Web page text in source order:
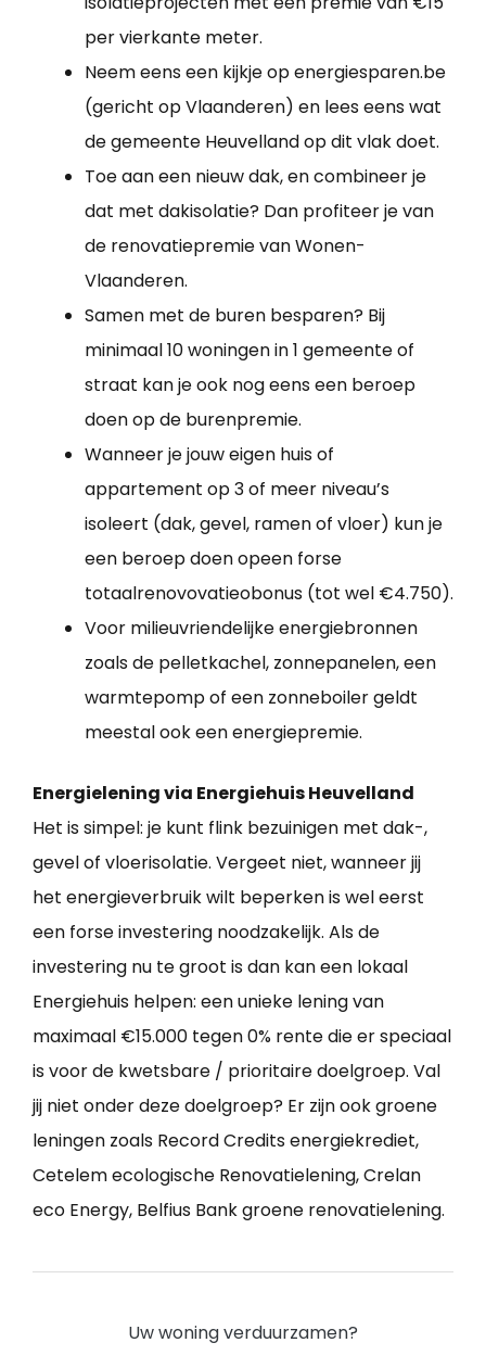
per vierkante meter.
Neem eens een kijkje op energiesparen.be
(gericht op Vlaanderen) en lees eens wat
de gemeente Heuvelland op dit vlak doet.
Toe aan een nieuw dak, en combineer je
dat met dakisolatie? Dan profiteer je van
de renovatiepremie van Wonen-
Vlaanderen.
Samen met de buren besparen? Bij
minimaal 10 woningen in 1 gemeente of
straat kan je ook nog eens een beroep
doen op de burenpremie.
Wanneer je jouw eigen huis of
appartement op 3 of meer niveau’s
isoleert (dak, gevel, ramen of vloer) kun je
een beroep doen opeen forse
totaalrenovovatieobonus (tot wel €4.750).
Voor milieuvriendelijke energiebronnen
zoals de pelletkachel, zonnepanelen, een
warmtepomp of een zonneboiler geldt
meestal ook een energiepremie.
Energielening via Energiehuis Heuvelland
Het is simpel: je kunt flink bezuinigen met dak-,
gevel of vloerisolatie. Vergeet niet, wanneer jij
het energieverbruik wilt beperken is wel eerst
een forse investering noodzakelijk. Als de
investering nu te groot is dan kan een lokaal
Energiehuis helpen: een unieke lening van
maximaal €15.000 tegen 0% rente die er speciaal
is voor de kwetsbare / prioritaire doelgroep. Val
jij niet onder deze doelgroep? Er zijn ook groene
leningen zoals Record Credits energiekrediet,
Cetelem ecologische Renovatielening, Crelan
eco Energy, Belfius Bank groene renovatielening.
Uw woning verduurzamen?